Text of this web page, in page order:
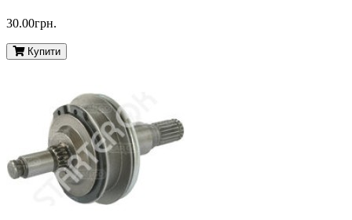
30.00грн.
Купити